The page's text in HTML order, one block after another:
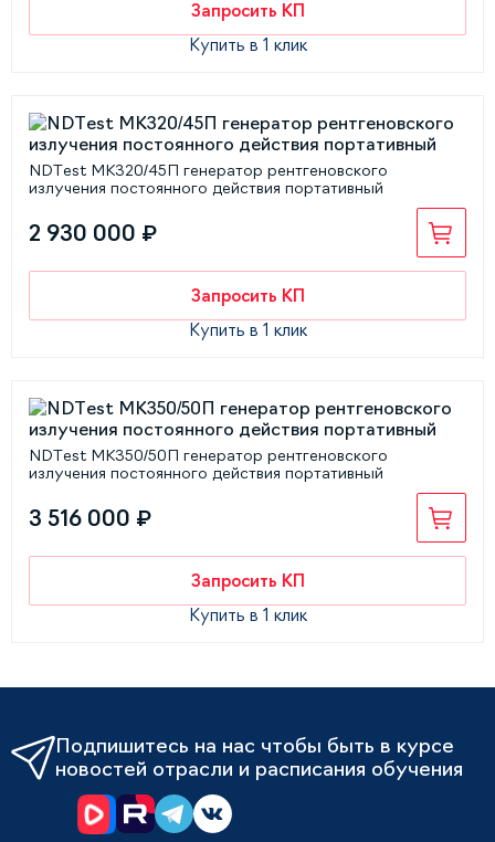
Запросить КП
Купить в 1 клик
NDTest МК320/45П генератор рентгеновского
излучения постоянного действия портативный
2 930 000 ₽
Запросить КП
Купить в 1 клик
NDTest МК350/50П генератор рентгеновского
излучения постоянного действия портативный
3 516 000 ₽
Запросить КП
Купить в 1 клик
Подпишитесь на нас чтобы быть в курсе
новостей отрасли и расписания обучения